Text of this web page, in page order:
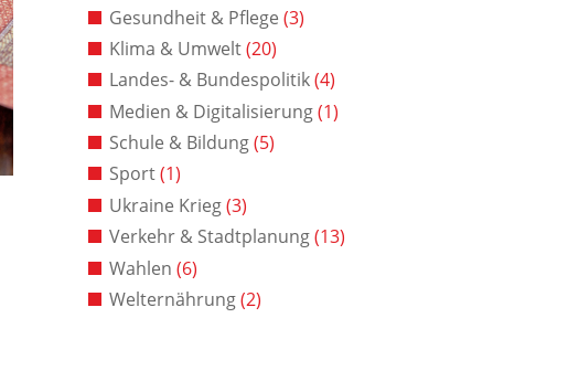
Gesundheit & Pflege (3)
Klima & Umwelt(20)
Landes- & Bundespolitik(4)
Medien & Digitalisierung(1)
Schule & Bildung(5)
Sport(1)
Ukraine Krieg(3)
Verkehr & Stadtplanung(13)
Wahlen (6)
Welternährung(2)